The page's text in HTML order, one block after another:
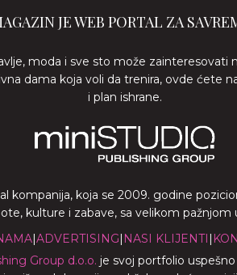
JE WEB PORTAL ZA
moda i sve sto može
dama koja voli da trenira, ovde ćete
i plan ishrane.
kompanija, koja se 2009. godine
kulture i zabave, sa velikom pažnjom
|ADVERTISING| NASI KLIJENTI |
Group d.o.o. je svoj portfolio